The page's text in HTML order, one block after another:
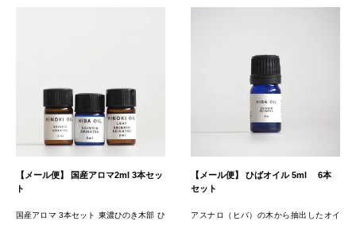
【メール便】 国産アロマ2ml 3本セッ
ト
国産アロマ 3本セット 東濃ひのき木部 ひ
【メール便】 ひばオイル 5ml 6本
セット
アスナロ（ヒバ）の木から抽出したオイ